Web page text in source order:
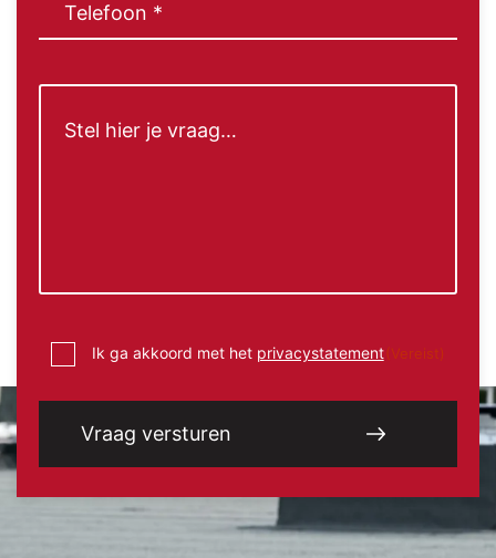
Telefoon
(Vereist)
InstemmingIk ga akkoord met het privacystatement (Vereist)